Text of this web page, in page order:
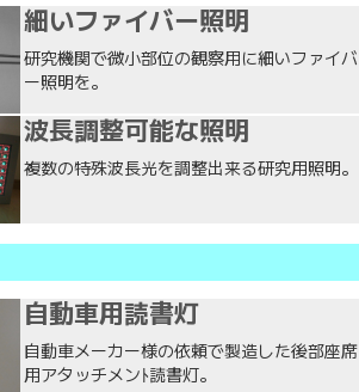
細いファイバー照明
研究機関で微小部位の観察用に細いファイバ
ー照明を。
波長調整可能な照明
複数の特殊波長光を調整出来る研究用照明。
自動車用読書灯
自動車メーカー様の依頼で製造した後部座席
用アタッチメンﾄ読書灯。